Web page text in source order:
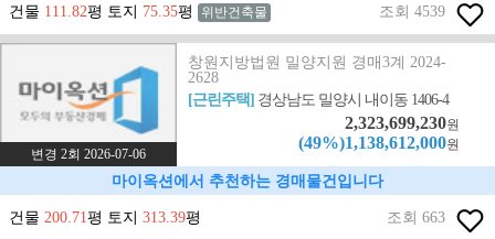
건물 111.82평 토지 75.35평 위반건축물 조회 4539
변경 2회 2026-07-06
창원지방법원 밀양지원 경매3계 2024-
2628
[근린주택] 경상남도 밀양시 내이동 1406-4
2,323,699,230원
(49%)1,138,612,000원
마이옥션에서 추천하는 경매물건입니다
건물 200.71평 토지 313.39평 조회 663